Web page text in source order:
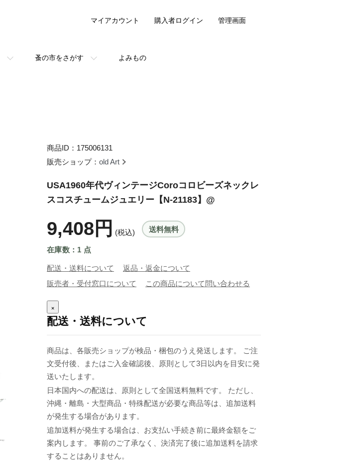
蚤の市をさがす よみもの
マイアカウント 購入者ログイン 管理画面
商品ID：175006131
販売ショップ： old Art
USA1960年代ヴィンテージCoroコロビーズネックレ
スコスチュームジュエリー【N-21183】@
9,408円 (税込) 送料無料
在庫数：1 点
配送・送料について
返品・返金について
販売者・受付窓口について
この商品について問い合わせる
×
配送・送料について
商品は、各販売ショップが検品・梱包のうえ発送します。 ご注
文受付後、またはご入金確認後、原則として3日以内を目安に発
送いたします。
日本国内への配送は、原則として全国送料無料です。 ただし、
沖縄・離島・大型商品・特殊配送が必要な商品等は、追加送料
が発生する場合があります。
追加送料が発生する場合は、お支払い手続き前に最終金額をご
案内します。 事前のご了承なく、決済完了後に追加送料を請求
することはありません。